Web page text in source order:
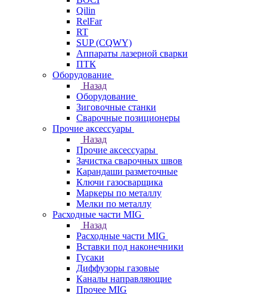
Qilin
RelFar
RT
SUP (CQWY)
Аппараты лазерной сварки
ПТК
Оборудование
Назад
Оборудование
Зиговочные станки
Сварочные позиционеры
Прочие аксессуары
Назад
Прочие аксессуары
Зачистка сварочных швов
Карандаши разметочные
Ключи газосварщика
Маркеры по металлу
Мелки по металлу
Расходные части MIG
Назад
Расходные части MIG
Вставки под наконечники
Гусаки
Диффузоры газовые
Каналы направляющие
Прочее MIG